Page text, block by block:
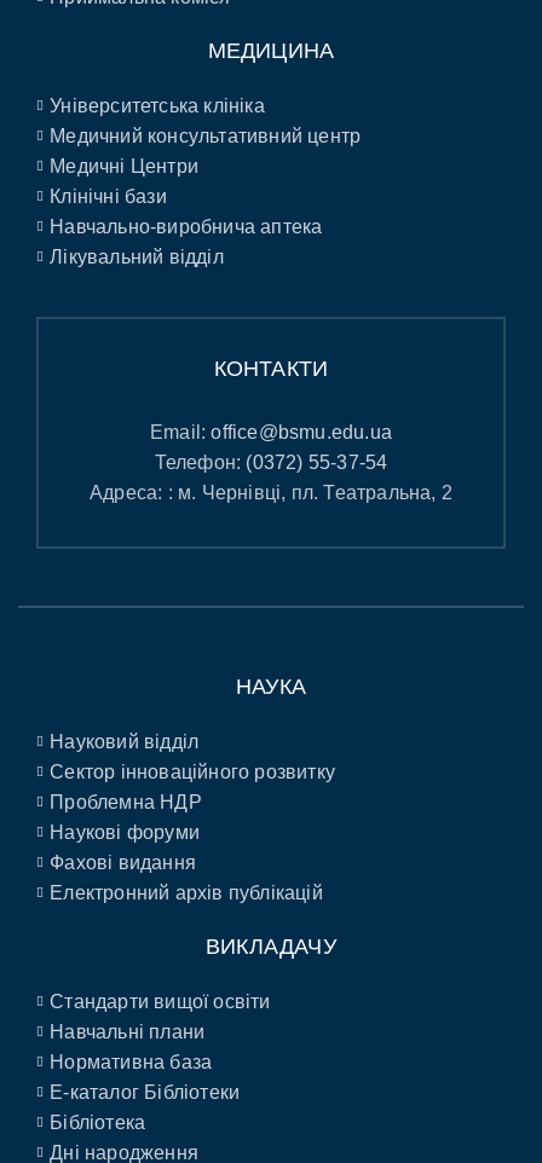
МЕДИЦИНА
Університетська клініка
Медичний консультативний центр
Медичні Центри
Клінічні бази
Навчально-виробнича аптека
Лікувальний відділ
КОНТАКТИ
Email:office@bsmu.edu.ua
Телефон: (0372) 55-37-54
Адреса: : м. Чернівці, пл. Театральна, 2
НАУКА
Науковий відділ
Сектор інноваційного розвитку
Проблемна НДР
Наукові форуми
Фахові видання
Електронний архів публікацій
ВИКЛАДАЧУ
Стандарти вищої освіти
Навчальні плани
Нормативна база
E-каталог Бібліотеки
Бібліотека
Дні народження